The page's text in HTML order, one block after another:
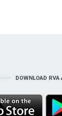
DOWNLOAD RVA